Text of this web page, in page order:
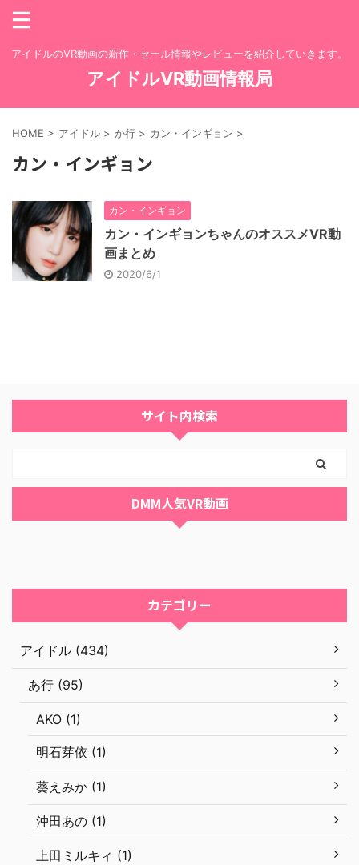
アイドルのVR動画の新作・セール情報やレビューを紹介していきます。
アイドルVR動画情報局
HOME > アイドル > か行 > カン・インギョン >
カン・インギョン
カン・インギョン
カン・インギョンちゃんのオススメVR動
画まとめ
2020/6/1
サイト内検索
DMM人気VR動画
カテゴリー
アイドル (434)
あ行 (95)
AKO (1)
明石芽依 (1)
葵えみか (1)
沖田あの (1)
上田ミルキィ (1)